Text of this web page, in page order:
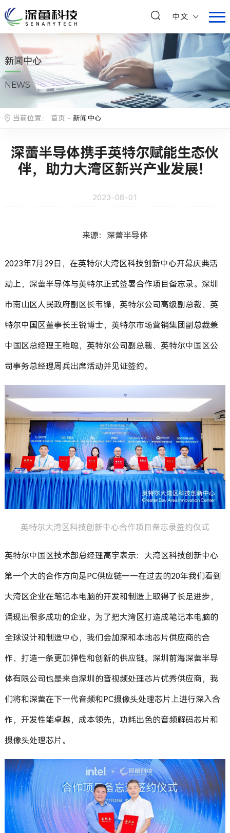
中文
新闻中心
NEWS
当前位置： 首页 -新闻中心
深蕾半导体携手英特尔赋能生态伙
伴，助力大湾区新兴产业发展！
2023-08-01
来源： 深蕾半导体
2023年7月29日，在英特尔大湾区科技创新中心开幕庆典活
动上，深蕾半导体与英特尔正式签署合作项目备忘录。深圳
市南山区人民政府副区长韦锋，英特尔公司高级副总裁、英
特尔中国区董事长王锐博士，英特尔市场营销集团副总裁兼
中国区总经理王稚聪，英特尔公司副总裁、英特尔中国区公
司事务总经理周兵出席活动并见证签约。
英特尔大湾区科技创新中心合作项目备忘录签约仪式
英特尔中国区技术部总经理高宇表示：大湾区科技创新中心
第一个大的合作方向是PC供应链——在过去的20年我们看到
大湾区企业在笔记本电脑的开发和制造上取得了长足进步，
涌现出很多成功的企业。为了把大湾区打造成笔记本电脑的
全球设计和制造中心，我们会加深和本地芯片供应商的合
作，打造一条更加弹性和创新的供应链。深圳前海深蕾半导
体有限公司也是来自深圳的音视频处理芯片优秀供应商，我
们将和深蕾在下一代音频和PC摄像头处理芯片上进行深入合
作，开发性能卓越，成本领先，功耗出色的音频解码芯片和
摄像头处理芯片。